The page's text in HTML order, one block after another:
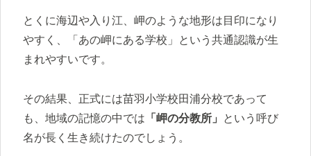
とくに海辺や入り江、岬のような地形は目印になり
やすく、「あの岬にある学校」という共通認識が生
まれやすいです。
その結果、正式には苗羽小学校田浦分校であって
も、地域の記憶の中では 「岬の分教所」
という呼び
名が長く生き続けたのでしょう。